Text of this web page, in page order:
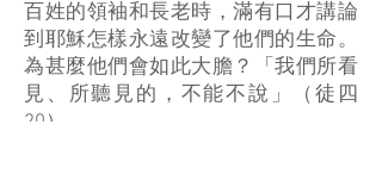
百姓的領袖和長老時，滿有口才講論
到耶穌怎樣永遠改變了他們的生命。
為甚麼他們會如此大膽？「我們所看
見、所聽見的，不能不說」（徒四
20）。